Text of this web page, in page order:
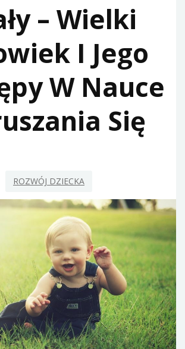
– Wielki
I Jego
W Nauce
Się
ROZWÓJ DZIECKA